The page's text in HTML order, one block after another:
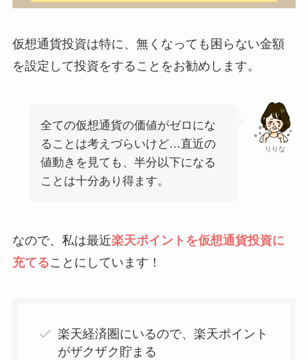
仮想通貨投資は特に、無くなっても困らない金額
を設定して投資をすることをお勧めします。
りりな
全ての仮想通貨の価値がゼロにな
ることは考えづらいけど…直近の
値動きを見ても、半分以下になる
ことは十分あり得ます。
なので、私は最近楽天ポイントを仮想通貨投資に
充てることにしています！
楽天経済圏にいるので、楽天ポイント
がザクザク貯まる